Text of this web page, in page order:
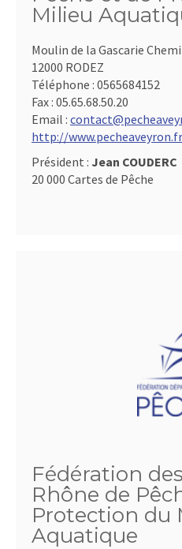
Milieu
Moulin de la Gascarie
12000 RODEZ
Téléphone : 0565684152
Fax : 05.65.68.50.20
Email :
http://www.pecheaveyron.fr
Président : Jean COUDERC
20 000 Cartes de Pêche
Fédération
Rhône de
Protection du
Aquatique